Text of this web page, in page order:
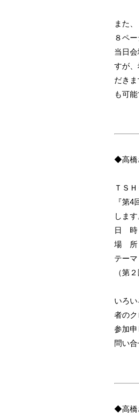
また
８ペー
当日
すが
だき
も可
◆高橋
ＴＳ
『第
します
日 時
場 所
テーマ
（第
いろ
者のク
参加申
問い
◆高橋